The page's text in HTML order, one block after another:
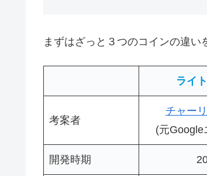
まずはざっと３つのコインの違い
ライ
考案者
チャー
(元Google
開発時期